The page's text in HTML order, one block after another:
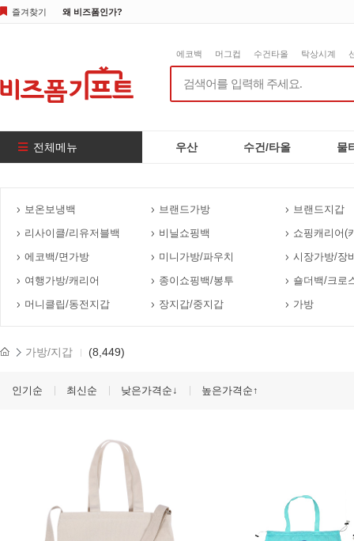
즐겨찾기 왜 비즈폼인가?
에코백 머그컵 수건타올 탁상시계
전체메뉴 우산 수건/타올 물
보온보냉백 브랜드가방
브랜드지갑
리사이클/리유저블백
비닐쇼핑백
쇼핑캐리어(
에코백/면가방
미니가방/파우치
시장가방/장
여행가방/캐리어
종이쇼핑백/봉투
숄더백/크로
머니클립/동전지갑
장지갑/중지갑 가방
가방/지갑 (8,449)
인기순 최신순 낮은가격순↓ 높은가격순↑